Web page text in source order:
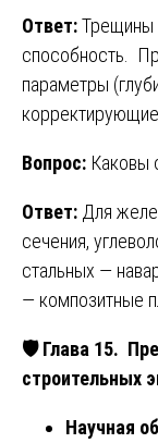
Ответ:Трещины
способность.
параметры
Вопрос: Каковы
Ответ: Для
сечения,
стальных —
— композитные
🛡 Глава 15.
строительных
Научная